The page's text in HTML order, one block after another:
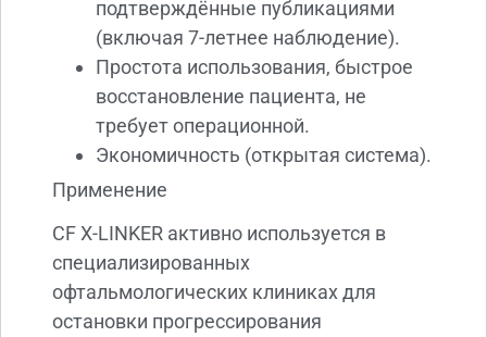
подтверждённые публикациями
(включая 7-летнее наблюдение).
Простота использования, быстрое
восстановление пациента, не
требует операционной.
Экономичность (открытая система).
Применение
CF X-LINKER активно используется в
специализированных
офтальмологических клиниках для
остановки прогрессирования